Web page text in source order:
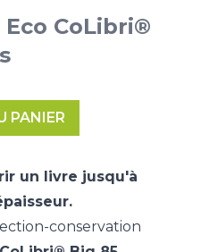
CoLibri®
PANIER
un livre jusqu'à
conservation